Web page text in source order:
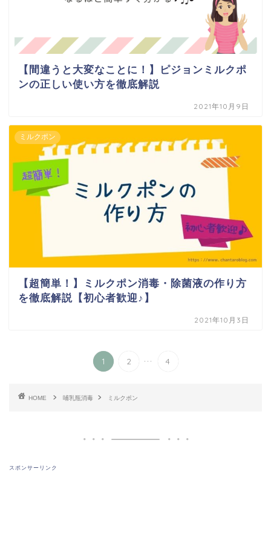
【間違うと大変なことに！】ピジョンミルクポ
ンの正しい使い方を徹底解説
2021年10月9日
ミルクポン
【超簡単！】ミルクポン消毒・除菌液の作り方
を徹底解説【初心者歓迎♪】
2021年10月3日
1 2 ... 4
HOME 哺乳瓶消毒 ミルクポン
スポンサーリンク